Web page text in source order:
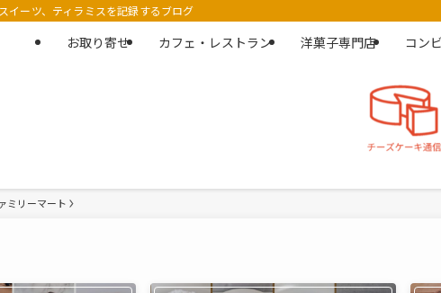
イーツ、ティラミスを記録するブログ
お取り寄せ カフェ・レストラン 洋菓子専門店 コン
ミリーマート